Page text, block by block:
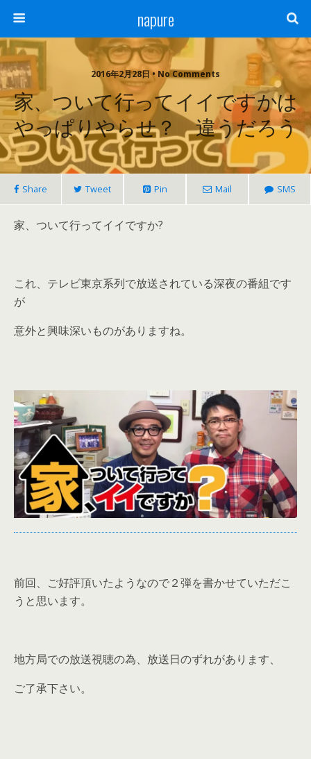
napure
2016年2月28日 • No Comments
家、ついて行ってイイですかは
やっぱりやらせ？ 違うだろう
Share Tweet Pin Mail SMS
家、ついて行ってイイですか?
これ、テレビ東京系列で放送されている深夜の番組です
が
意外と興味深いものがありますね。
前回、ご好評頂いたようなので２弾を書かせていただこ
うと思います。
地方局での放送視聴の為、放送日のずれがあります、
ご了承下さい。